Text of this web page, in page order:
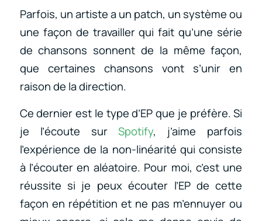
Parfois, un artiste a un patch, un système ou
une façon de travailler qui fait qu’une série
de chansons sonnent de la même façon,
que certaines chansons vont s’unir en
raison de la direction.
Ce dernier est le type d’EP que je préfère. Si
je l’écoute surSpotify, j’aime parfois
l’expérience de la non-linéarité qui consiste
à l’écouter en aléatoire. Pour moi, c’est une
réussite si je peux écouter l’EP de cette
façon en répétition et ne pas m’ennuyer ou